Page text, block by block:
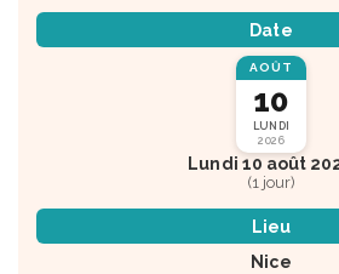
Date
AOÛT
10
LUNDI
2026
Lundi 10 août
(1 jour)
Lieu
Nice